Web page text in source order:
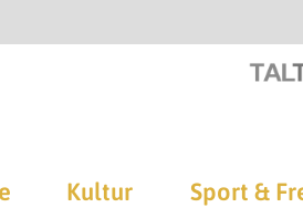
Kultur Sport &